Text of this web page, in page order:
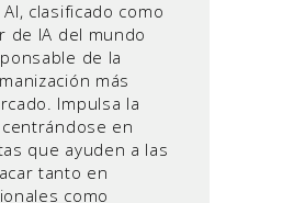
clasificado como
de IA del mundo
de la
más
Impulsa la
en
que ayuden a las
tanto en
como